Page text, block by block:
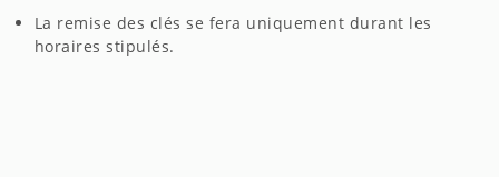
La remise des clés se fera uniquement durant les
horaires stipulés.